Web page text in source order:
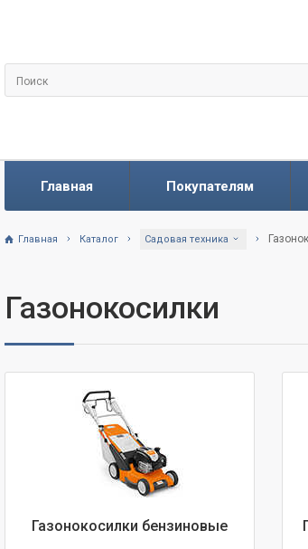
Главная Покупателям
Главная Каталог Садовая техника
Газонокосилки
Газонокосилки бензиновые